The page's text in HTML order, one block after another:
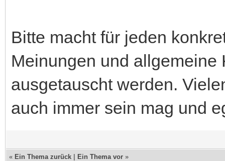
Bitte macht für jeden
Meinungen und
ausgetauscht werden.
auch immer sein mag und
« Ein Thema zurück Ein Thema vor »